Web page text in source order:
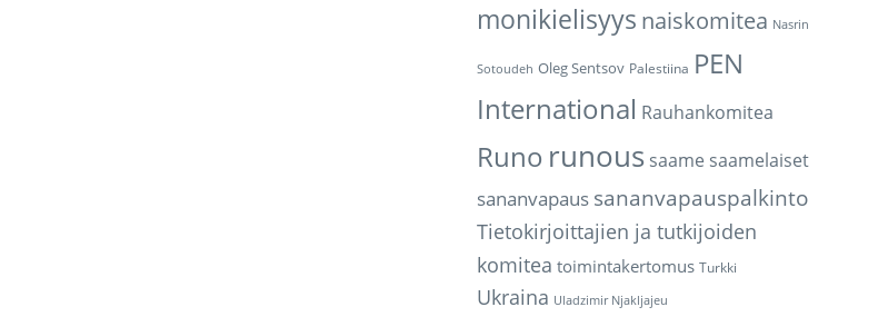
monikielisyys naiskomitea Nasrin
Sotoudeh Oleg Sentsov Palestiina PEN
International Rauhankomitea
Runo runous saame saamelaiset
sananvapaus sananvapauspalkinto
Tietokirjoittajien ja tutkijoiden
komitea toimintakertomus Turkki
Ukraina Uladzimir Njakljajeu